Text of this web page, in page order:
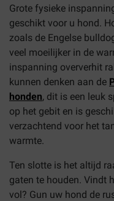
Grote fysieke
geschikt voor u hond.
zoals de Engelse
veel moeilijker in de
inspanning oververhit
kunnen denken aan de
honden, dit is een leuk
op het gebit en is
verzachtend voor het
warmte.
Ten slotte is het altijd
gaten te houden. Vindt
vol? Gun uw hond de